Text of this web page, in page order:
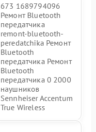
673 1689794096
Ремонт Bluetooth
передатчика
remont-bluetooth-
peredatchika Ремонт
Bluetooth
передатчика Ремонт
Bluetooth
передатчика 0 2000
наушников
Sennheiser Accentum
True Wireless